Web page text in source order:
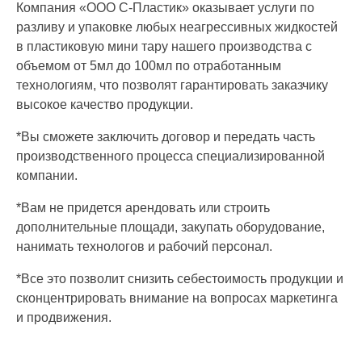
Компания «ООО С-Пластик» оказывает услуги по
разливу и упаковке любых неагрессивных жидкостей
в пластиковую мини тару нашего производства с
объемом от 5мл до 100мл по отработанным
технологиям, что позволят гарантировать заказчику
высокое качество продукции.
*Вы сможете заключить договор и передать часть
производственного процесса специализированной
компании.
*Вам не придется арендовать или строить
дополнительные площади, закупать оборудование,
нанимать технологов и рабочий персонал.
*Все это позволит снизить себестоимость продукции и
сконцентрировать внимание на вопросах маркетинга
и продвижения.